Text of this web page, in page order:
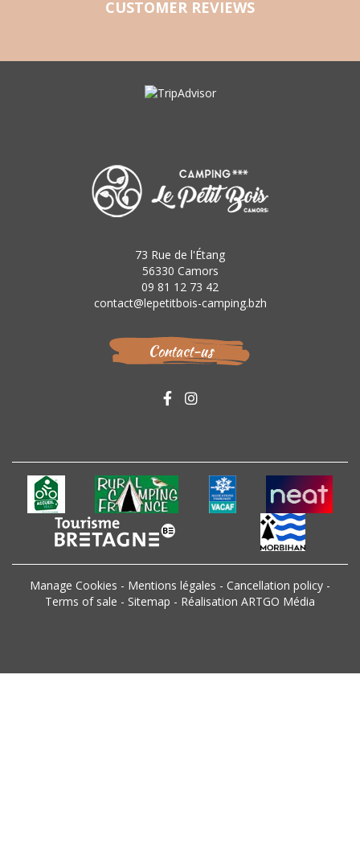
CUSTOMER REVIEWS
73 Rue de l'Étang
56330 Camors
09 81 12 73 42
contact@lepetitbois-camping.bzh
Contact-us
Manage Cookies - Mentions légales - Cancellation policy -
Terms of sale - Sitemap - Réalisation ARTGO Média